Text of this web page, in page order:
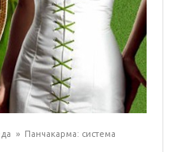
» Панчакарма: система